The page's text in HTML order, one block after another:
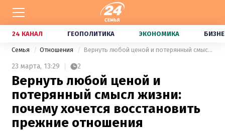
24 КАНАЛ ГЕОПОЛИТИКА ЭКОНОМИКА
Семья Отношения Вернуть любой ценой и потерянный смысл жизни: почему хочется восстановить прежние отношения
23 марта, 13:29 2
Вернуть любой ценой и
потерянный смысл жизни:
почему хочется восстановить
прежние отношения